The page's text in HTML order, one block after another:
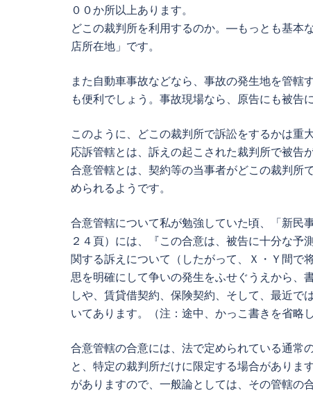
００か所以上あります。
どこの裁判所を利用するのか。—もっとも基本
店所在地」です。
また自動車事故などなら、事故の発生地を管轄
も便利でしょう。事故現場なら、原告にも被告
このように、どこの裁判所で訴訟をするかは重
応訴管轄とは、訴えの起こされた裁判所で被告
合意管轄とは、契約等の当事者がどこの裁判所
められるようです。
合意管轄について私が勉強していた頃、「新
２４頁）には、『この合意は、被告に十分な予
関する訴えについて（したがって、Ｘ・Ｙ間で
思を明確にして争いの発生をふせぐうえから、
しや、賃貸借契約、保険契約、そして、最近
いてあります。（注：途中、かっこ書きを省略
合意管轄の合意には、法で定められている通常
と、特定の裁判所だけに限定する場合がありま
がありますので、一般論としては、その管轄の